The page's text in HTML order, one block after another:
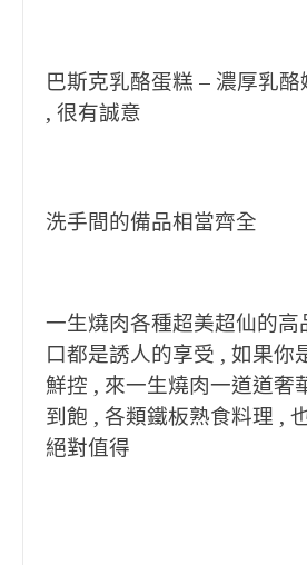
巴斯克乳酪蛋糕 – 濃厚乳
, 很有誠意
洗手間的備品相當齊全
一生燒肉各種超美超仙的高
口都是誘人的享受 , 如果你
鮮控 , 來一生燒肉一道道奢
到飽 , 各類鐵板熟食料理 ,
絕對值得